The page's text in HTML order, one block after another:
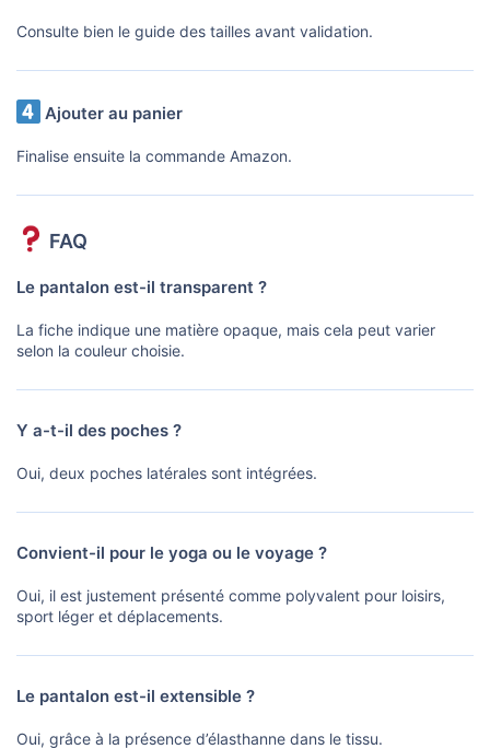
Consulte bien le guide des tailles avant validation.
Ajouter au panier
Finalise ensuite la commande Amazon.
FAQ
Le pantalon est-il transparent ?
La fiche indique une matière opaque, mais cela peut varier
selon la couleur choisie.
Y a-t-il des poches ?
Oui, deux poches latérales sont intégrées.
Convient-il pour le yoga ou le voyage ?
Oui, il est justement présenté comme polyvalent pour loisirs,
sport léger et déplacements.
Le pantalon est-il extensible ?
Oui, grâce à la présence d’élasthanne dans le tissu.